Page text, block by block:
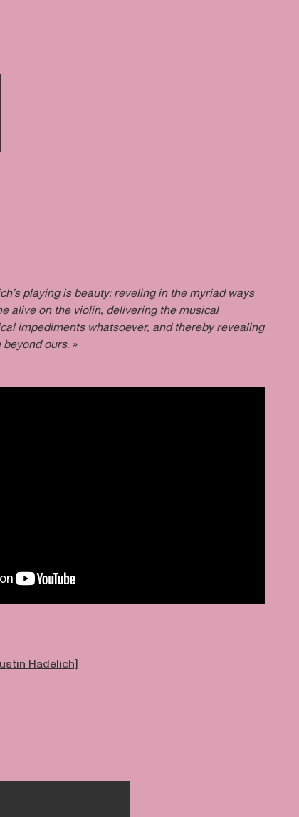
playing is beauty: reveling in the myriad ways
alive on the violin, delivering the musical
impediments whatsoever, and thereby revealing
ours. »
Hadelich]